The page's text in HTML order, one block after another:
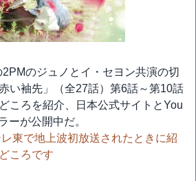
のジュノとイ・セヨン共演の切
い袖先」（全27話）第6話～第10話
ころを紹介、日本公式サイトとYou
ーが公開中だ。
東で地上波初放送されたときに紹
ころです